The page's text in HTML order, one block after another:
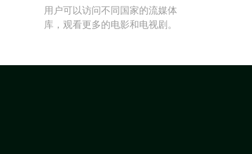
用户可以访问不同国家的流媒体
库，观看更多的电影和电视剧。